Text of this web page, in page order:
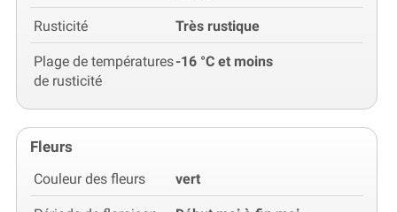
Rusticité Très rustique
Plage de températures
de rusticité
-16 °C et moins
Fleurs
Couleur des fleurs vert